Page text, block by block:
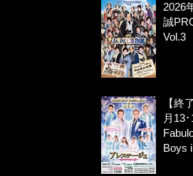
2026
誠
Vol.3
【終
月13
Boys